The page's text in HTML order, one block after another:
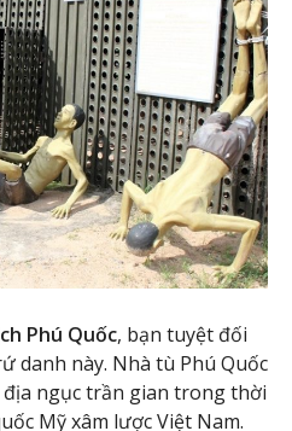
Phú Quốc, bạn tuyệt đối
danh này. Nhà tù Phú Quốc
ngục trần gian trong thời
Mỹ xâm lược Việt Nam.